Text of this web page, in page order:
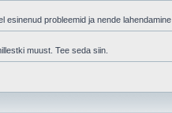
esinenud probleemid ja nende lahendamine
muust. Tee seda siin.